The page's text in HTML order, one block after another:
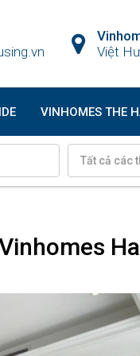
Việt
VINHOMES THE
Tất cả các